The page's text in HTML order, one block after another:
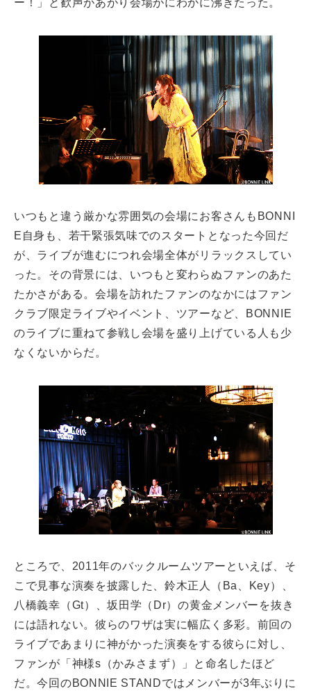
ー！」と歓声があがり会場がにわかに沸きたった。
いつもと違う厳かな雰囲気の会場にお客さんもBONNI
E自身も、若干緊張気味でのスタートとなった今回だ
が、ライブが進むにつれ会場全体がリラックスしてい
った。その背景には、いつもと変わらぬファンのあた
たかさがある。会場を訪れたファンのなかにはファン
クラブ限定ライブやイベント、ツアーなど、BONNIE
のライブに重ねて参戦し会場を盛り上げている人も少
なくないからだ。
ところで、2011年のバックルームツアーといえば、そ
こで見事な演奏を披露した、鈴木正人（Ba、Key）、
八橋義幸（Gt）、坂田学（Dr）の黄金メンバーを抜き
には語れない。彼らのワザは実に幅広く多彩。前回の
ライブであまりに神がかった演奏をする彼らに対し、
ファンが「神様s（かみさまず）」と命名したほど
だ。今回のBONNIE STANDではメンバーが3年ぶりに